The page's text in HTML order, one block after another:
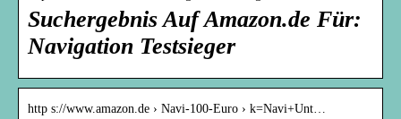
Suchergebnis Auf Amazon.de Für:
Navigation Testsieger
http s://www.amazon.de › Navi-100-Euro › k=Navi+Unt…